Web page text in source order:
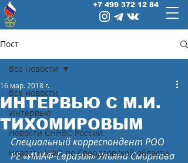
+7 499 372 12 84
Пост
Все новости
Интервью
Новости СННВС России
Новости УФО по Свердловской области
Все новости
ИНТЕРВЬЮ С М.И.
ТИХОМИРОВЫМ
16 мар. 2018 г.
Специальный корреспондент РОО
РЕ «ИМАФ-Евразия» Ульяна Смирнова